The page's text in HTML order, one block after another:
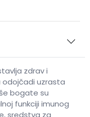
zdrav i
odojčadi uzrasta
bogate su
funkciji imunog
sredstva za